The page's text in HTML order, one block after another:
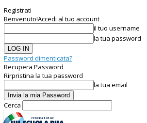
Registrati
Benvenuto!Accedi al tuo account
il tuo username
la tua password
Password dimenticata?
Recupera Password
Rirpristina la tua password
la tua email
Cerca